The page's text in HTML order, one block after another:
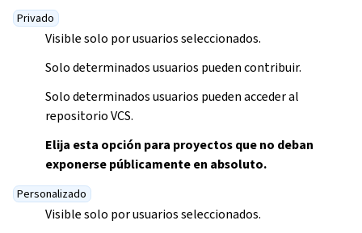
Privado
Visible solo por usuarios seleccionados.
Solo determinados usuarios pueden contribuir.
Solo determinados usuarios pueden acceder al
repositorio VCS.
Elija esta opción para proyectos que no deban
exponerse públicamente en absoluto.
Personalizado
Visible solo por usuarios seleccionados.